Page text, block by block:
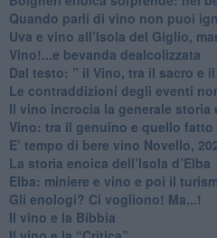
​Quando parli di vino non puoi
Uva e vino all’Isola del Giglio,
​Vino!...e bevanda dealcolizzata
​Dal testo: ” il Vino, tra il sacro e
Le contraddizioni degli eventi
​Il vino incrocia la generale storia
Vino: tra il genuino e quello fatto
E’ tempo di bere vino Novello,
La storia enoica dell’Isola d’Elba
Elba: miniere e vino e poi il
​Gli enologi? Ci vogliono! Ma...!
​Il vino e la Bibbia